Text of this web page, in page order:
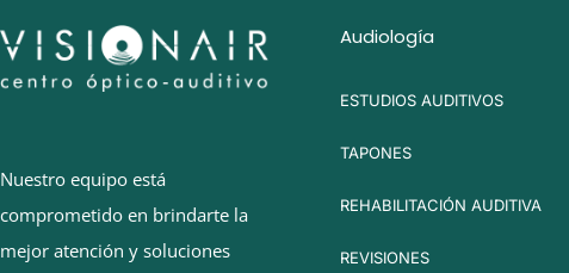
Nuestro equipo está
comprometido en brindarte la
mejor atención y soluciones
Audiología
ESTUDIOS AUDITIVOS
TAPONES
REHABILITACIÓN AUDITIVA
REVISIONES